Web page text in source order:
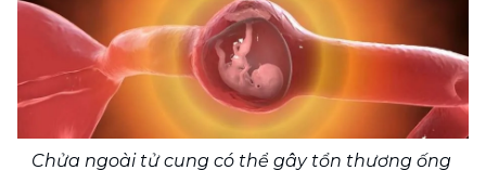
Chửa ngoài tử cung có thể gây tổn thương ống